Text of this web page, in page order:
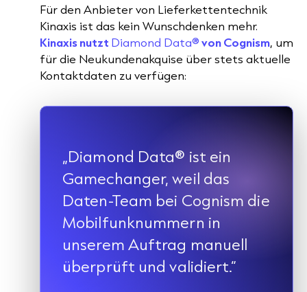
Für den Anbieter von Lieferkettentechnik
Kinaxis ist das kein Wunschdenken mehr.
Kinaxis nutzt Diamond Data®von Cognism, um
für die Neukundenakquise über stets aktuelle
Kontaktdaten zu verfügen:
„Diamond Data® ist ein
Gamechanger, weil das
Daten-Team bei Cognism die
Mobilfunknummern in
unserem Auftrag manuell
überprüft und validiert.“